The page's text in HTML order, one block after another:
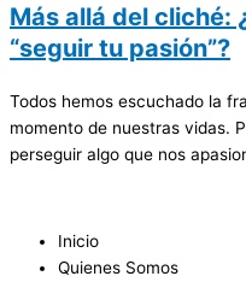
Más allá del cliché:
“seguir tu pasión”?
Todos hemos escuchado la
momento de nuestras vidas.
perseguir algo que nos
Inicio
Quienes Somos